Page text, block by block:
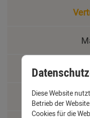
Diese Website
Betrieb der
Cookies für die